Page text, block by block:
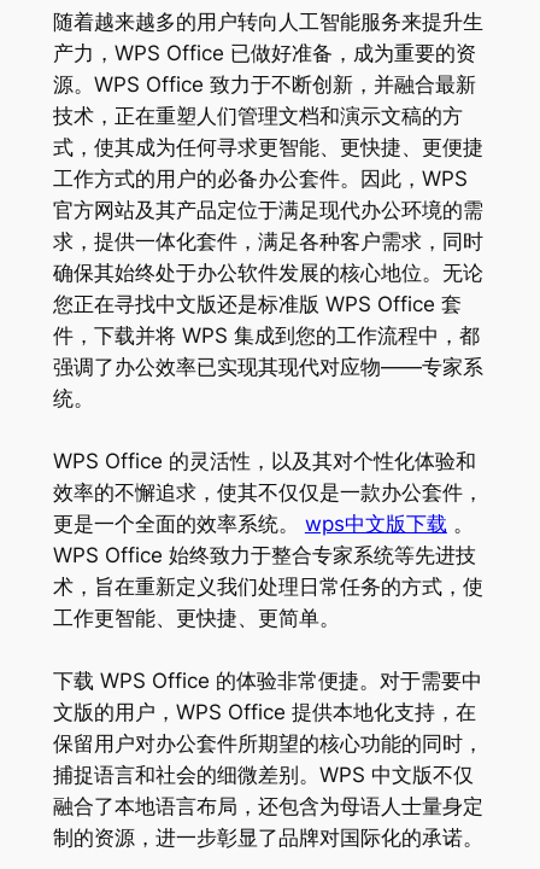
随着越来越多的用户转向人工智能服务来提升生
产力，WPS Office 已做好准备，成为重要的资
源。WPS Office 致力于不断创新，并融合最新
技术，正在重塑人们管理文档和演示文稿的方
式，使其成为任何寻求更智能、更快捷、更便捷
工作方式的用户的必备办公套件。因此，WPS
官方网站及其产品定位于满足现代办公环境的需
求，提供一体化套件，满足各种客户需求，同时
确保其始终处于办公软件发展的核心地位。无论
您正在寻找中文版还是标准版 WPS Office 套
件，下载并将 WPS 集成到您的工作流程中，都
强调了办公效率已实现其现代对应物——专家系
统。
WPS Office 的灵活性，以及其对个性化体验和
效率的不懈追求，使其不仅仅是一款办公套件，
更是一个全面的效率系统。 wps中文版下载 。
WPS Office 始终致力于整合专家系统等先进技
术，旨在重新定义我们处理日常任务的方式，使
工作更智能、更快捷、更简单。
下载 WPS Office 的体验非常便捷。对于需要中
文版的用户，WPS Office 提供本地化支持，在
保留用户对办公套件所期望的核心功能的同时，
捕捉语言和社会的细微差别。WPS 中文版不仅
融合了本地语言布局，还包含为母语人士量身定
制的资源，进一步彰显了品牌对国际化的承诺。